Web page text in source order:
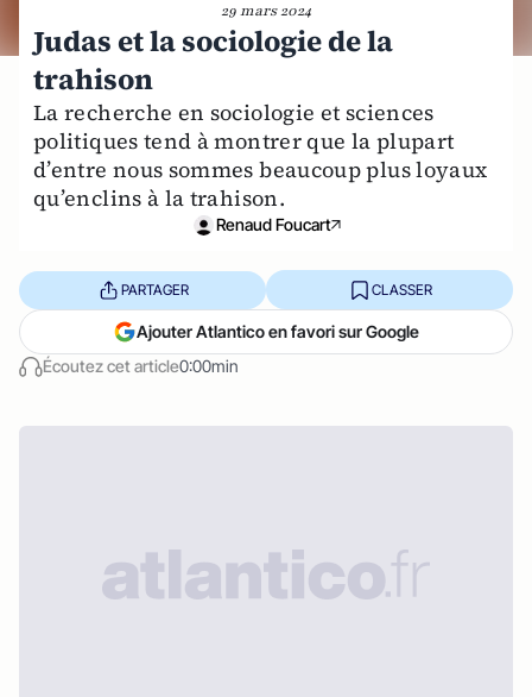
29 mars 2024
Judas et la sociologie de la
trahison
La recherche en sociologie et sciences
politiques tend à montrer que la plupart
d’entre nous sommes beaucoup plus loyaux
qu’enclins à la trahison.
Renaud Foucart
Écoutez cet article0:00min
PARTAGER CLASSER
Ajouter Atlantico en favori sur Google